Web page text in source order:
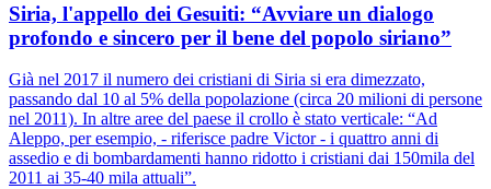
Siria, l'appello dei Gesuiti: “Avviare un dialogo
profondo e sincero per il bene del popolo siriano”
Già nel 2017 il numero dei cristiani di Siria si era dimezzato,
passando dal 10 al 5% della popolazione (circa 20 milioni di persone
nel 2011). In altre aree del paese il crollo è stato verticale: “Ad
Aleppo, per esempio, - riferisce padre Victor - i quattro anni di
assedio e di bombardamenti hanno ridotto i cristiani dai 150mila del
2011 ai 35-40 mila attuali”.